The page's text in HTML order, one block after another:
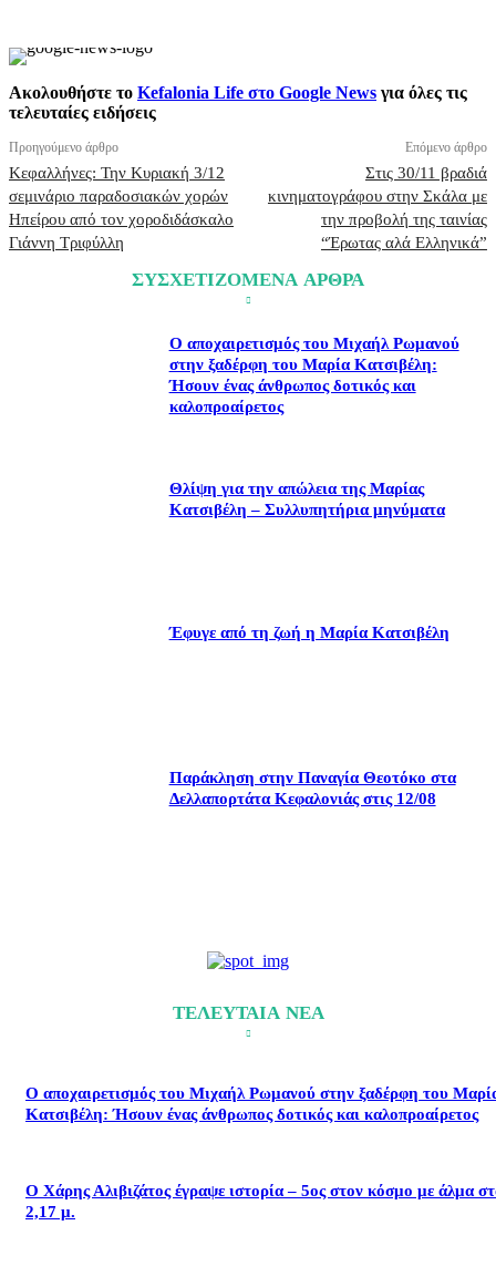
Ακολουθήστε το Kefalonia Life στο Google News για όλες τις
τελευταίες ειδήσεις
Προηγούμενο άρθρο
Κεφαλλήνες: Την Κυριακή 3/12
σεμινάριο παραδοσιακών χορών
Ηπείρου από τον χοροδιδάσκαλο
Γιάννη Τριφύλλη
Επόμενο άρθρο
Στις 30/11 βραδιά
κινηματογράφου στην Σκάλα με
την προβολή της ταινίας
“Έρωτας αλά Ελληνικά”
ΣΥΣΧΕΤΙΖΟΜΕΝΑ ΑΡΘΡΑ
Ο αποχαιρετισμός του Μιχαήλ Ρωμανού
στην ξαδέρφη του Μαρία Κατσιβέλη:
Ήσουν ένας άνθρωπος δοτικός και
καλοπροαίρετος
Θλίψη για την απώλεια της Μαρίας
Κατσιβέλη – Συλλυπητήρια μηνύματα
Έφυγε από τη ζωή η Μαρία Κατσιβέλη
Παράκληση στην Παναγία Θεοτόκο στα
Δελλαπορτάτα Κεφαλονιάς στις 12/08
ΤΕΛΕΥΤΑΙΑ ΝΕΑ
Ο αποχαιρετισμός του Μιχαήλ Ρωμανού στην ξαδέρφη του
Κατσιβέλη: Ήσουν ένας άνθρωπος δοτικός και καλοπροαίρετος
Ο Χάρης Αλιβιζάτος έγραψε ιστορία – 5ος στον κόσμο με άλμα
2,17 μ.